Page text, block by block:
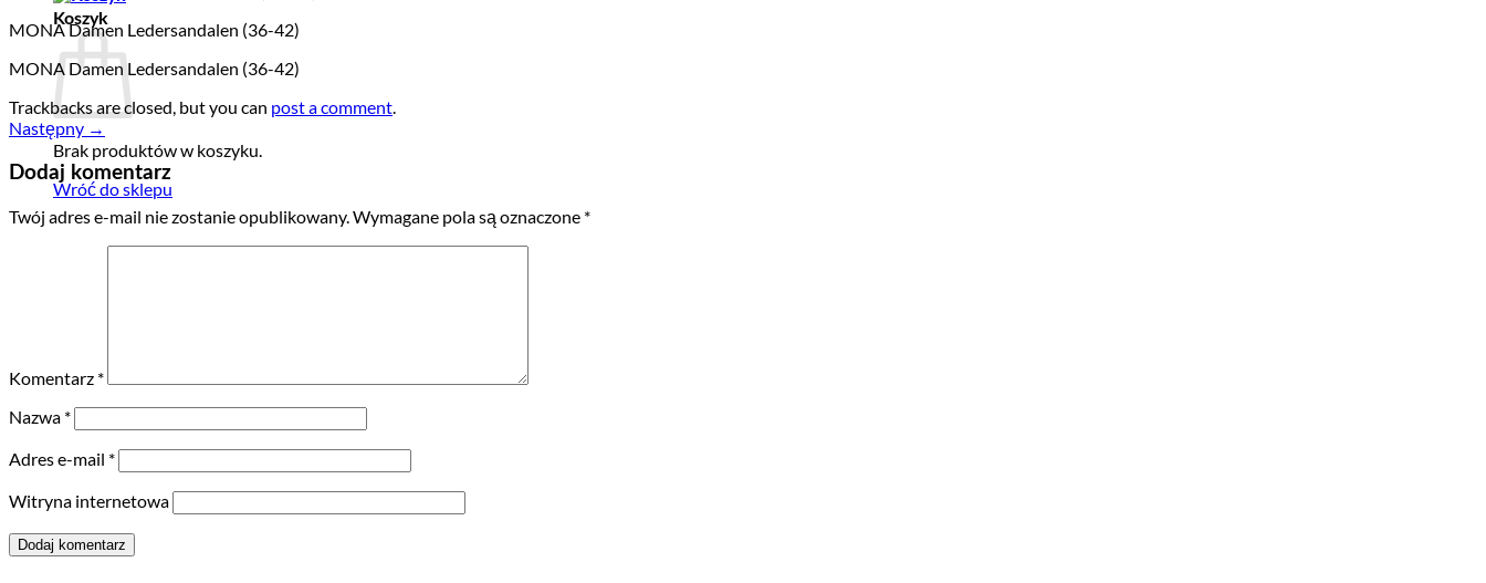
Koszyk
Brak produktów w koszyku.
Wróć do sklepu
MONA Damen Ledersandalen (36-42)
MONA Damen Ledersandalen (36-42)
Trackbacks are closed, but you can post a comment.
Następny →
Dodaj komentarz
Twój adres e-mail nie zostanie opublikowany.Wymagane pola są oznaczone *
Komentarz *
Nazwa *
Adres e-mail *
Witryna internetowa